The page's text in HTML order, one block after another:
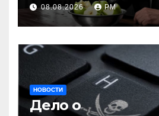
08.08.2026 РМ
НОВОСТИ
Дело о